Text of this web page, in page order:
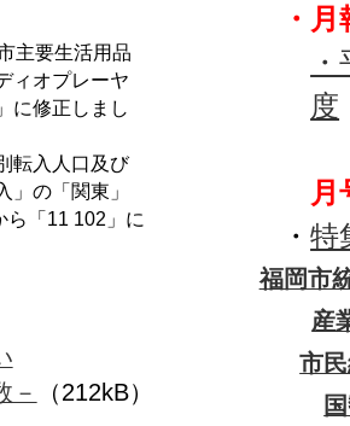
主要生活用品
ィオプレーヤ
に修正しまし
転入人口及び
の「関東」
ら「11 102」に
－
（212kB）
・ 月
度
月
・特
福岡市
産
市